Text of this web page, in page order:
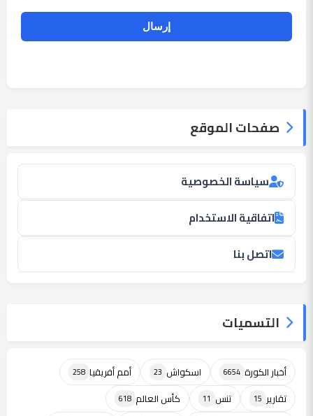
صفحات الموقع
سياسة الخصوصية
اتفاقية الاستخدام
اتصل بنا
التسميات
أخبار الكورة 6654 اسكواش 23 أمم أفريقيا 258
تقارير 15 تنس 11 كأس العالم 618